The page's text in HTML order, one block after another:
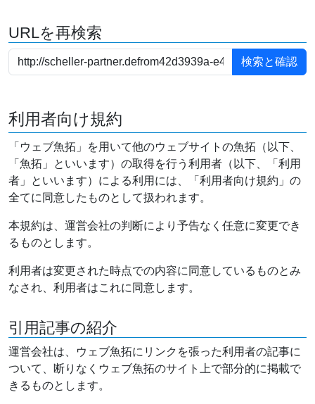
URLを再検索
利用者向け規約
「ウェブ魚拓」を用いて他のウェブサイトの魚拓（以下、
「魚拓」といいます）の取得を行う利用者（以下、「利用
者」といいます）による利用には、「利用者向け規約」の
全てに同意したものとして扱われます。
本規約は、運営会社の判断により予告なく任意に変更でき
るものとします。
利用者は変更された時点での内容に同意しているものとみ
なされ、利用者はこれに同意します。
引用記事の紹介
運営会社は、ウェブ魚拓にリンクを張った利用者の記事に
ついて、断りなくウェブ魚拓のサイト上で部分的に掲載で
きるものとします。